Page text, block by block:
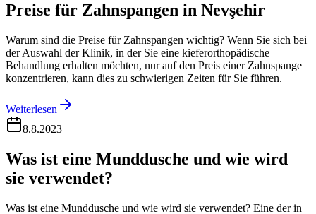
Preise für Zahnspangen in Nevşehir
Warum sind die Preise für Zahnspangen wichtig? Wenn Sie sich bei
der Auswahl der Klinik, in der Sie eine kieferorthopädische
Behandlung erhalten möchten, nur auf den Preis einer Zahnspange
konzentrieren, kann dies zu schwierigen Zeiten für Sie führen.
Weiterlesen
8.8.2023
Was ist eine Munddusche und wie wird
sie verwendet?
Was ist eine Munddusche und wie wird sie verwendet? Eine der in